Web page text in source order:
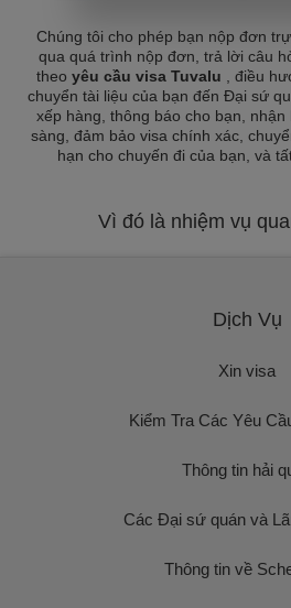
Chúng tôi cho phép bạn nộp đơn
qua quá trình nộp đơn, trả lời câu
theo yêu cầu visa Tuvalu
, điều
chuyển tài liệu của bạn đến Đại sứ
xếp hàng, thông báo cho bạn, nhận
sàng, đảm bảo visa chính xác,
hạn cho chuyến đi của bạn, và
Vì đó là nhiệm vụ
Dịch Vụ
Xin visa
Kiểm Tra Các Yêu
Thông tin hải
Các Đại sứ quán và
Thông tin về